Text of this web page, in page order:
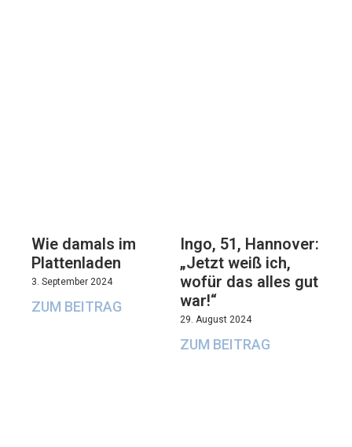
Wie damals im
Plattenladen
3. September 2024
ZUM BEITRAG
Ingo, 51, Hannover:
„Jetzt weiß ich,
wofür das alles gut
war!“
29. August 2024
ZUM BEITRAG